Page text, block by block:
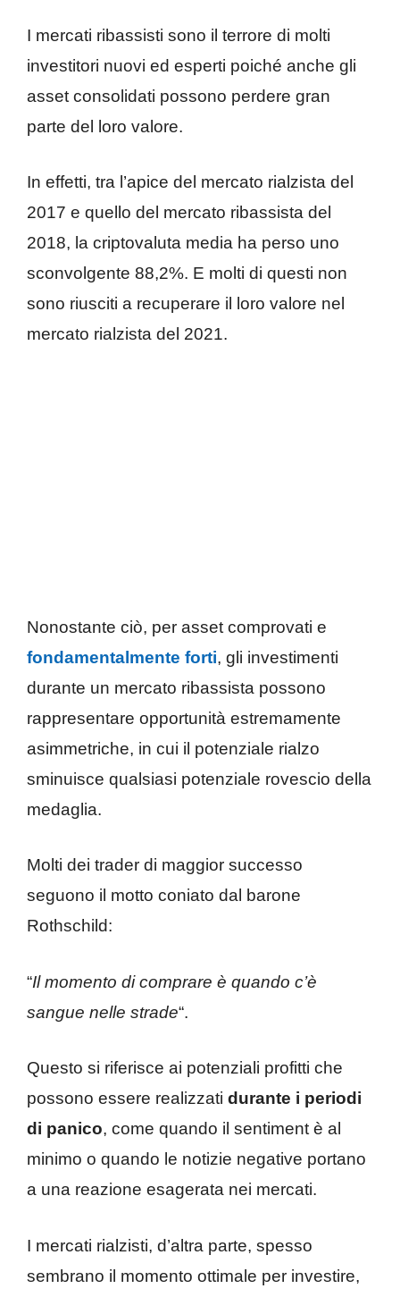
I mercati ribassisti sono il terrore di molti
investitori nuovi ed esperti poiché anche gli
asset consolidati possono perdere gran
parte del loro valore.
In effetti, tra l’apice del mercato rialzista del
2017 e quello del mercato ribassista del
2018, la criptovaluta media ha perso uno
sconvolgente 88,2%. E molti di questi non
sono riusciti a recuperare il loro valore nel
mercato rialzista del 2021.
Nonostante ciò, per asset comprovati e
fondamentalmente forti, gli investimenti
durante un mercato ribassista possono
rappresentare opportunità estremamente
asimmetriche, in cui il potenziale rialzo
sminuisce qualsiasi potenziale rovescio della
medaglia.
Molti dei trader di maggior successo
seguono il motto coniato dal barone
Rothschild:
“Il momento di comprare è quando c’è
sangue nelle strade“.
Questo si riferisce ai potenziali profitti che
possono essere realizzati durante i periodi
di panico, come quando il sentiment è al
minimo o quando le notizie negative portano
a una reazione esagerata nei mercati.
I mercati rialzisti, d’altra parte, spesso
sembrano il momento ottimale per investire,